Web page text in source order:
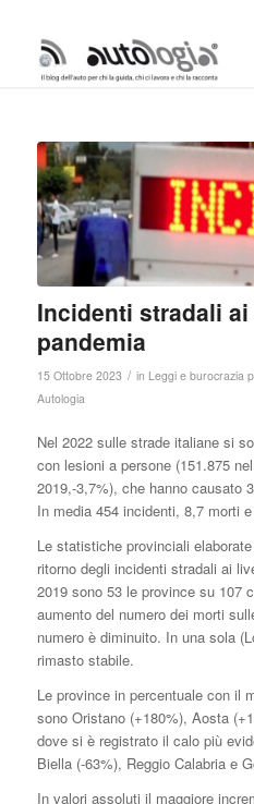
Incidenti stradali
pandemia
15 Ottobre 2023 / in Leggi e burocrazia
Autologia
Nel 2022 sulle strade italiane si
con lesioni a persone (151.875
2019,-3,7%), che hanno causato
In media 454 incidenti, 8,7 morti
Le statistiche provinciali
ritorno degli incidenti stradali ai
2019 sono 53 le province su 107
aumento del numero dei morti
numero è diminuito. In una sola
rimasto stabile.
Le province in percentuale con il
sono Oristano (+180%), Aosta
dove si è registrato il calo più
Biella (-63%), Reggio Calabria e
In valori assoluti il maggiore